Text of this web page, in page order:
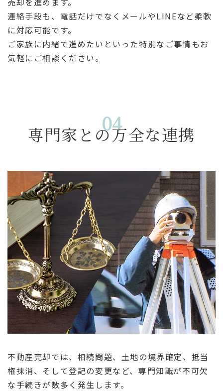
連絡手段も、電話だけでなくメールやLINEなど柔軟
に対応可能です。
ご家族に内緒で進めたいといった特別なご事情もお
気軽にご相談ください。
専門家との万全な連携
04
不動産売却では、相続問題、土地の境界確定、抵当
権抹消、そして登記の変更など、専門知識が不可欠
な手続きが数多く発生します。